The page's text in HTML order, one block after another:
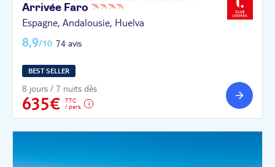
Arrivée Faro
Espagne, Andalousie, Huelva
8,9/10 74 avis
BEST SELLER
8 jours / 7 nuits dès
635€
TTC
/ pers.